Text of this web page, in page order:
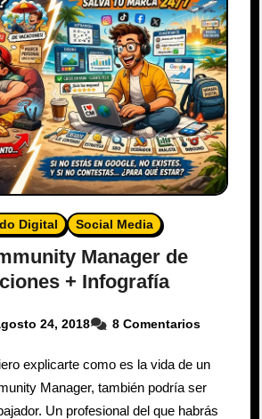
Digital Social Media
Manager de
+ Infografía
24, 2018 8 Comentarios
explicarte como es la vida de un
Manager, también podría ser
Un profesional del que habrás